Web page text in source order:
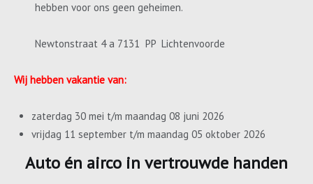
hebben voor ons geen geheimen.
Newtonstraat 4 a 7131 PP Lichtenvoorde
Wij hebben vakantie van:
zaterdag 30 mei t/m maandag 08 juni 2026
vrijdag 11 september t/m maandag 05 oktober 2026
Auto én airco in vertrouwde handen